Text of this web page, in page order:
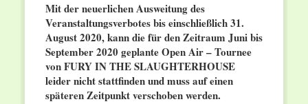
Mit der neuerlichen Ausweitung des
Veranstaltungsverbotes bis einschließlich 31.
August 2020, kann die für den Zeitraum Juni bis
September 2020 geplante Open Air – Tournee
von FURY IN THE SLAUGHTERHOUSE
leider nicht stattfinden und muss auf einen
späteren Zeitpunkt verschoben werden.